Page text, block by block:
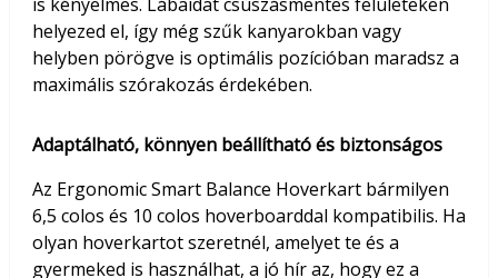
helyezed el, így még szűk kanyarokban vagy
helyben pörögve is optimális pozícióban maradsz a
maximális szórakozás érdekében.
Adaptálható, könnyen beállítható és biztonságos
Az Ergonomic Smart Balance Hoverkart bármilyen
6,5 colos és 10 colos hoverboarddal kompatibilis. Ha
olyan hoverkartot szeretnél, amelyet te és a
gyermeked is használhat, a jó hír az, hogy ez a